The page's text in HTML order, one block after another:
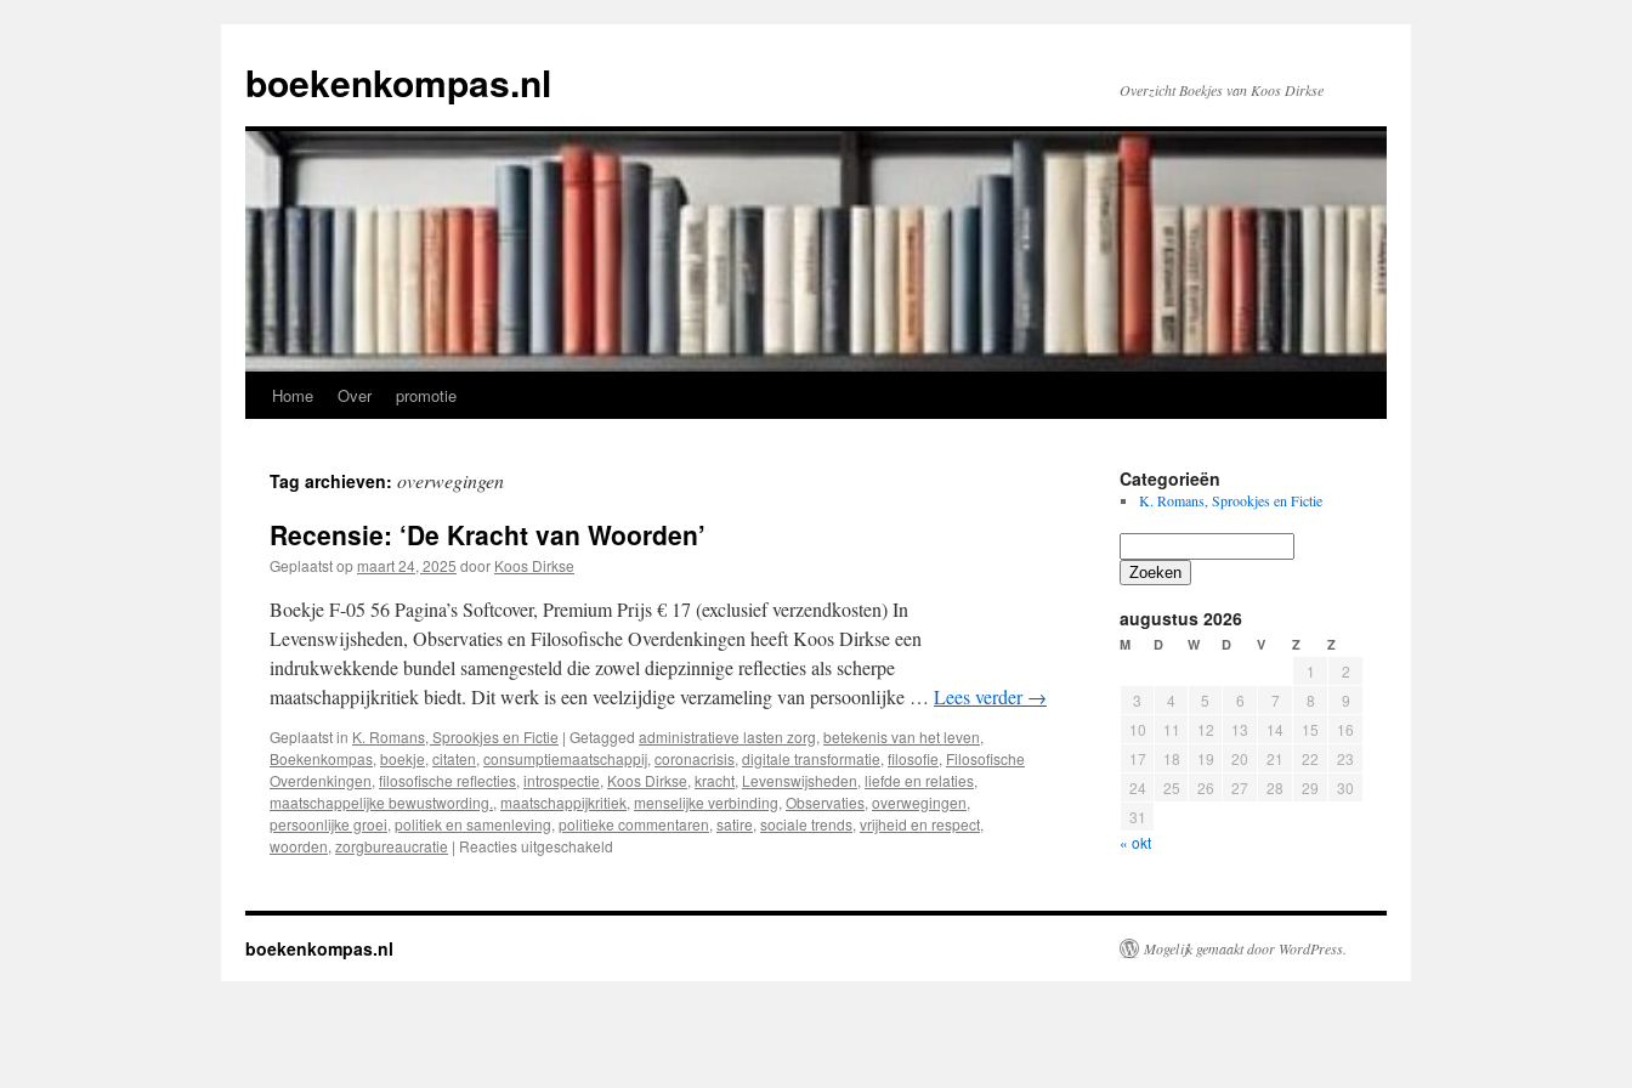
de
inhoud
boekenkompas.nl Overzicht Boekjes van Koos Dirkse
Home Over promotie
Tag archieven: overwegingen
Recensie: ‘De Kracht van Woorden’
Geplaatst op maart 24, 2025 door Koos Dirkse
Boekje F-05 56 Pagina’s Softcover, Premium Prijs € 17 (exclusief verzendkosten) In
Levenswijsheden, Observaties en Filosofische Overdenkingen heeft Koos Dirkse een
indrukwekkende bundel samengesteld die zowel diepzinnige reflecties als scherpe
maatschappijkritiek biedt. Dit werk is een veelzijdige verzameling van persoonlijke … Lees verder→
Geplaatst in K. Romans, Sprookjes en Fictie | Getagged administratieve lasten zorg, betekenis van het leven,
Boekenkompas, boekje, citaten, consumptiemaatschappij, coronacrisis, digitale transformatie, filosofie, Filosofische
Overdenkingen, filosofische reflecties, introspectie, Koos Dirkse, kracht, Levenswijsheden, liefde en relaties,
maatschappelijke bewustwording., maatschappijkritiek, menselijke verbinding, Observaties, overwegingen,
persoonlijke groei, politiek en samenleving, politieke commentaren, satire, sociale trends, vrijheid en respect,
woorden, zorgbureaucratie | Reacties uitgeschakeld
Kracht
Categorieën
K. Romans, Sprookjes en Fictie
Zoeken
augustus 2026
M D W D V Z Z
1
2
3
4 5 6 7 8
9
10
11 12 13 14 15
16
17
18 19 20 21 22
23
24
25 26 27 28 29
30
31
« okt
boekenkompas.nl Mogelijk gemaakt door WordPress.